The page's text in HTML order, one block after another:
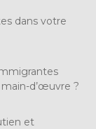
dans votre
d’œuvre ?
et